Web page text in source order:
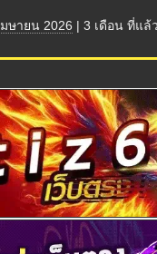
มษายน 2026 | 3 เดือน ที่แล้ว